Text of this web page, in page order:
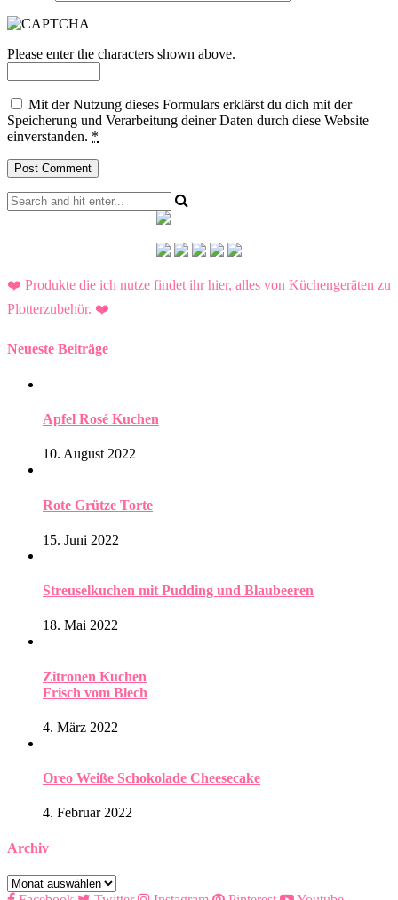
Please enter the characters shown above.
Mit der Nutzung dieses Formulars erklärst du dich mit der
Speicherung und Verarbeitung deiner Daten durch diese Website
einverstanden. *
❤️ Produkte die ich nutze findet ihr hier, alles von Küchengeräten zu
Plotterzubehör. ❤️
Neueste Beiträge
Apfel Rosé Kuchen
10. August 2022
Rote Grütze Torte
15. Juni 2022
Streuselkuchen mit Pudding und Blaubeeren
18. Mai 2022
Zitronen Kuchen
Frisch vom Blech
4. März 2022
Oreo Weiße Schokolade Cheesecake
4. Februar 2022
Archiv
Archiv